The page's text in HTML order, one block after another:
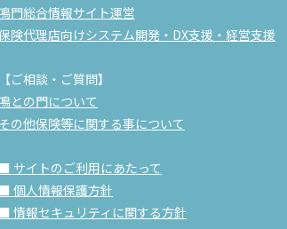
門総合情報サイト運営
険代理店向けシステム開発・DX支援・経営支援
【ご相談・ご質問】
との門について
その他保険等に関する事について
■ サイトのご利用にあたって
■ 個人情報保護方針
■ 情報セキュリティに関する方針